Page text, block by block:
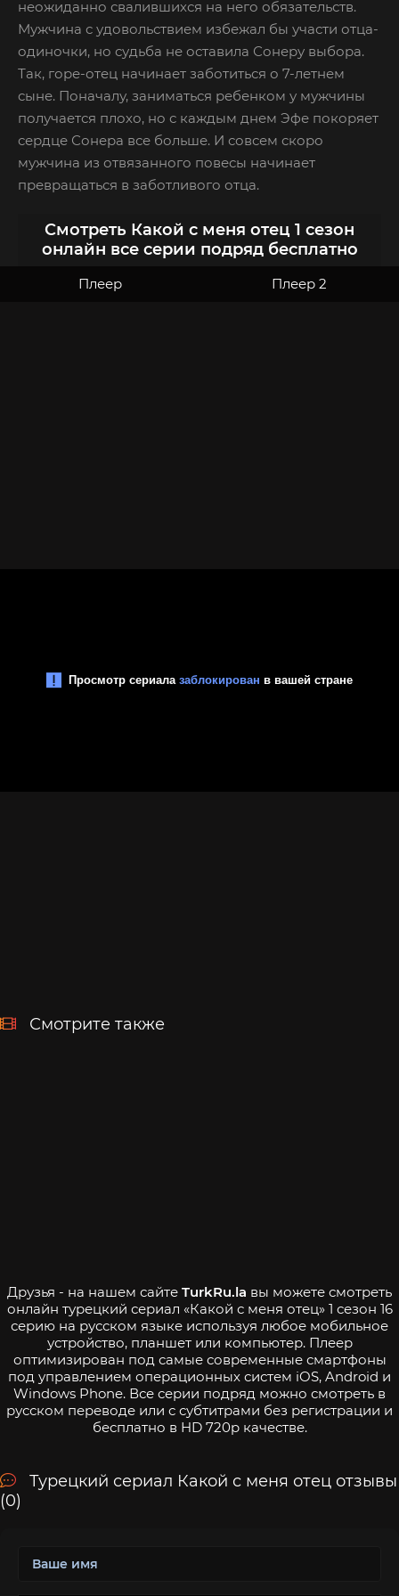
неожиданно свалившихся на него обязательств.
Мужчина с удовольствием избежал бы участи отца-
одиночки, но судьба не оставила Сонеру выбора.
Так, горе-отец начинает заботиться о 7-летнем
сыне. Поначалу, заниматься ребенком у мужчины
получается плохо, но с каждым днем Эфе покоряет
сердце Сонера все больше. И совсем скоро
мужчина из отвязанного повесы начинает
превращаться в заботливого отца.
Смотреть Какой с меня отец 1 сезон
онлайн все серии подряд бесплатно
Плеер Плеер 2
Смотрите также
Друзья - на нашем сайте TurkRu.la вы можете смотреть
онлайн турецкий сериал «Какой с меня отец» 1 сезон 16
серию на русском языке используя любое мобильное
устройство, планшет или компьютер. Плеер
оптимизирован под самые современные смартфоны
под управлением операционных систем iOS, Android и
Windows Phone. Все серии подряд можно смотреть в
русском переводе или с субтитрами без регистрации и
бесплатно в HD 720p качестве.
Турецкий сериал Какой с меня отец отзывы
(0)